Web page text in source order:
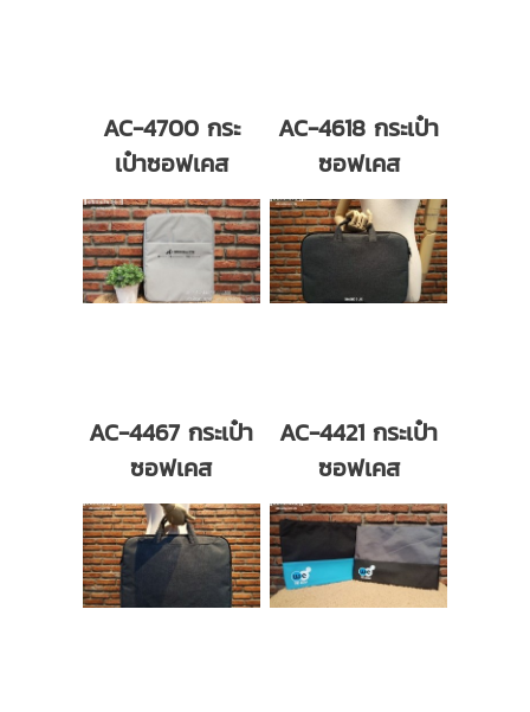
AC-4700 กระ
เป๋าซอฟเคส
AC-4618 กระเป๋า
ซอฟเคส
AC-4467 กระเป๋า
ซอฟเคส
AC-4421 กระเป๋า
ซอฟเคส